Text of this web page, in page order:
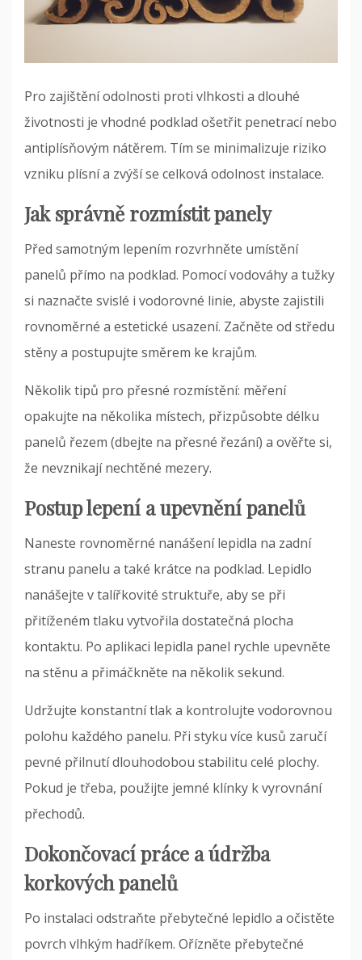
Pro zajištění odolnosti proti vlhkosti a dlouhé
životnosti je vhodné podklad ošetřit penetrací nebo
antiplísňovým nátěrem. Tím se minimalizuje riziko
vzniku plísní a zvýší se celková odolnost instalace.
Jak správně rozmístit panely
Před samotným lepením rozvrhněte umístění
panelů přímo na podklad. Pomocí vodováhy a tužky
si naznačte svislé i vodorovné linie, abyste zajistili
rovnoměrné a estetické usazení. Začněte od středu
stěny a postupujte směrem ke krajům.
Několik tipů pro přesné rozmístění: měření
opakujte na několika místech, přizpůsobte délku
panelů řezem (dbejte na přesné řezání) a ověřte si,
že nevznikají nechtěné mezery.
Postup lepení a upevnění panelů
Naneste rovnoměrné nanášení lepidla na zadní
stranu panelu a také krátce na podklad. Lepidlo
nanášejte v talířkovité struktuře, aby se při
přitíženém tlaku vytvořila dostatečná plocha
kontaktu. Po aplikaci lepidla panel rychle upevněte
na stěnu a přimáčkněte na několik sekund.
Udržujte konstantní tlak a kontrolujte vodorovnou
polohu každého panelu. Při styku více kusů zaručí
pevné přilnutí dlouhodobou stabilitu celé plochy.
Pokud je třeba, použijte jemné klínky k vyrovnání
přechodů.
Dokončovací práce a údržba
korkových panelů
Po instalaci odstraňte přebytečné lepidlo a očistěte
povrch vlhkým hadříkem. Ořízněte přebytečné